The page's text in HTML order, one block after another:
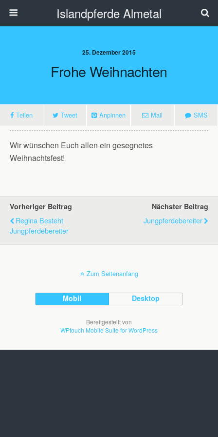
Islandpferde Almetal
25. Dezember 2015
Frohe Weihnachten
Teilen Tweet Anpinnen Mail SMS
Wir wünschen Euch allen ein gesegnetes
Weihnachtsfest!
Vorheriger Beitrag
Regina Besteht
Jungpferdebereiter
Nächster Beitrag
Jungpferdebereiter
Zum Seitenanfang
Mobil Desktop
Bereitgestellt von
WPtouch Mobile Suite for WordPress